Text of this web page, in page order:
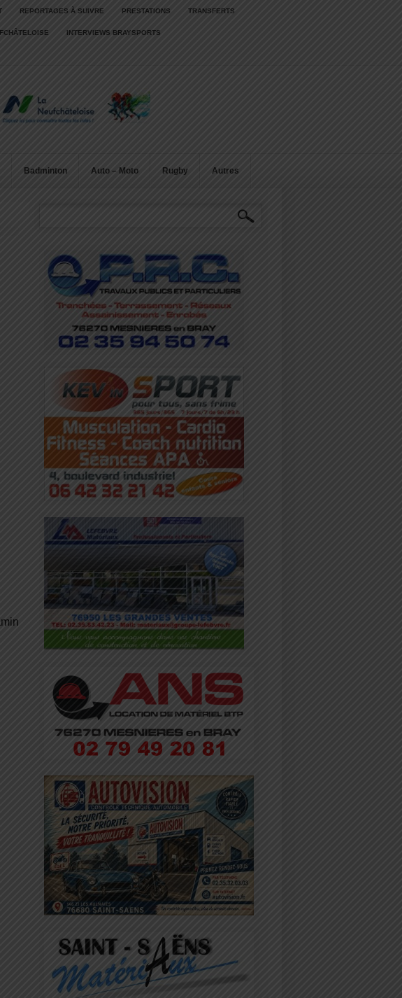
REPORTAGES À SUIVRE PRESTATIONS TRANSFERTS
INTERVIEWS BRAYSPORTS
Badminton Auto – Moto Rugby Autres